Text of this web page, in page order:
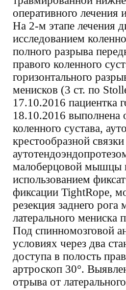
оперативного лечения
На 2-м этапе лечения
исследованием
полного разрыва
правого коленного
горизонтального
менисков (3 ст. по
17.10.2016 пациентка
18.10.2016 выполнена
коленного сустава,
крестообразной
малоберцовой мышцы
использованием
фиксации TightRope,
резекция заднего рога
латерального мениска
Под спинномозговой
условиях через два
доступа в полость
артроскоп 30°.
отрыва от